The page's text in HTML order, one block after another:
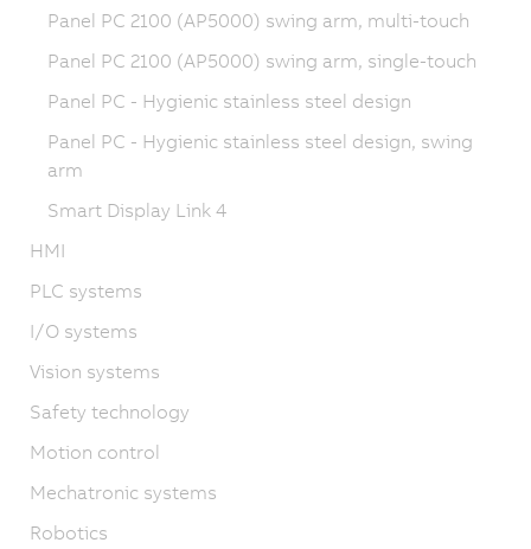
Panel PC 2100 (AP5000) swing arm, multi-touch
Panel PC 2100 (AP5000) swing arm, single-touch
Panel PC - Hygienic stainless steel design
Panel PC - Hygienic stainless steel design, swing
arm
Smart Display Link 4
HMI
PLC systems
I/O systems
Vision systems
Safety technology
Motion control
Mechatronic systems
Robotics